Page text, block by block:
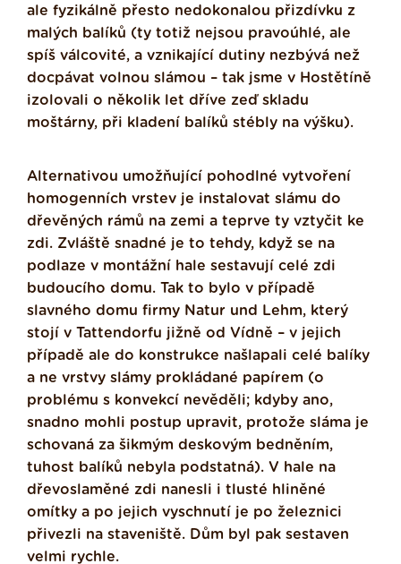
ale fyzikálně přesto nedokonalou přizdívku z
malých balíků (ty totiž nejsou pravoúhlé, ale
spíš válcovité, a vznikající dutiny nezbývá než
docpávat volnou slámou – tak jsme v Hostětíně
izolovali o několik let dříve zeď skladu
moštárny, při kladení balíků stébly na výšku).
Alternativou umožňující pohodlné vytvoření
homogenních vrstev je instalovat slámu do
dřevěných rámů na zemi a teprve ty vztyčit ke
zdi. Zvláště snadné je to tehdy, když se na
podlaze v montážní hale sestavují celé zdi
budoucího domu. Tak to bylo v případě
slavného domu firmy Natur und Lehm, který
stojí v Tattendorfu jižně od Vídně – v jejich
případě ale do konstrukce našlapali celé balíky
a ne vrstvy slámy prokládané papírem (o
problému s konvekcí nevěděli; kdyby ano,
snadno mohli postup upravit, protože sláma je
schovaná za šikmým deskovým bedněním,
tuhost balíků nebyla podstatná). V hale na
dřevoslaměné zdi nanesli i tlusté hliněné
omítky a po jejich vyschnutí je po železnici
přivezli na staveniště. Dům byl pak sestaven
velmi rychle.